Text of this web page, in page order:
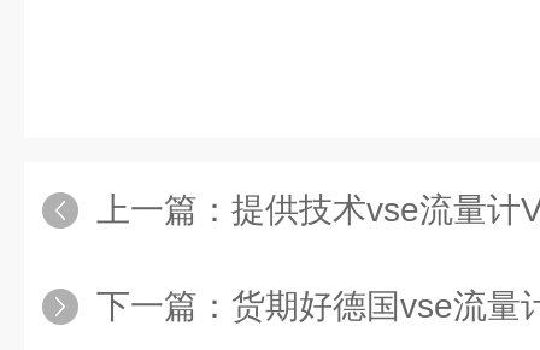
上一篇： 提供技术vse流量计
下一篇： 货期好德国vse流量